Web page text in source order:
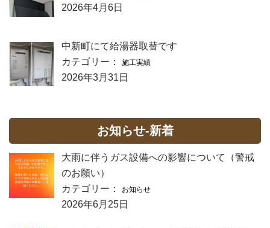
2026年4月6日
中新町にて給湯器取替です
カテゴリー：
施工実績
2026年3月31日
お知らせ-新着
大雨に伴うガス設備への影響について（警戒
のお願い）
カテゴリー：
お知らせ
2026年6月25日